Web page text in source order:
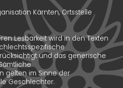
Kärnten, Ortsstelle
Lesbarkeit wird in den Texten
und das generische
gelten im Sinne der
Geschlechter.